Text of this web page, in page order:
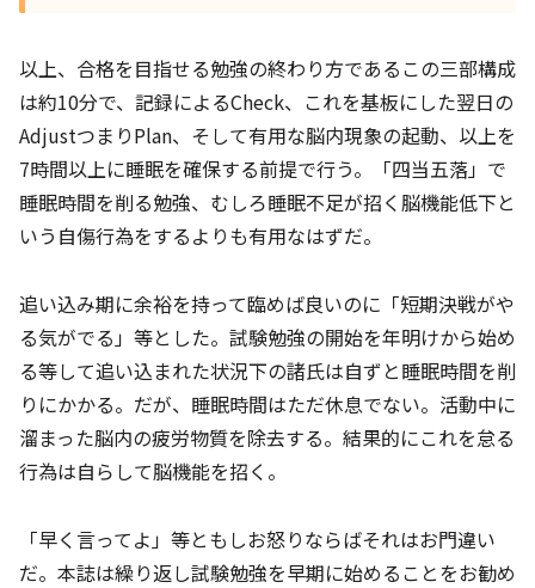
以上、合格を目指せる勉強の終わり方であるこの三部構成
は約10分で、記録によるCheck、これを基板にした翌日の
AdjustつまりPlan、そして有用な脳内現象の起動、以上を
7時間以上に睡眠を確保する前提で行う。「四当五落」で
睡眠時間を削る勉強、むしろ睡眠不足が招く脳機能低下と
いう自傷行為をするよりも有用なはずだ。
追い込み期に余裕を持って臨めば良いのに「短期決戦がや
る気がでる」等とした。試験勉強の開始を年明けから始め
る等して追い込まれた状況下の諸氏は自ずと睡眠時間を削
りにかかる。だが、睡眠時間はただ休息でない。活動中に
溜まった脳内の疲労物質を除去する。結果的にこれを怠る
行為は自らして脳機能を招く。
「早く言ってよ」等ともしお怒りならばそれはお門違い
だ。本誌は繰り返し試験勉強を早期に始めることをお勧め